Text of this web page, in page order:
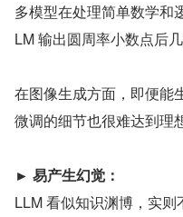
多模型在处理简单数学和
LM 输出圆周率小数点后
在图像生成方面，即便能
微调的细节也很难达到理
► 易产生幻觉：
LLM 看似知识渊博，实